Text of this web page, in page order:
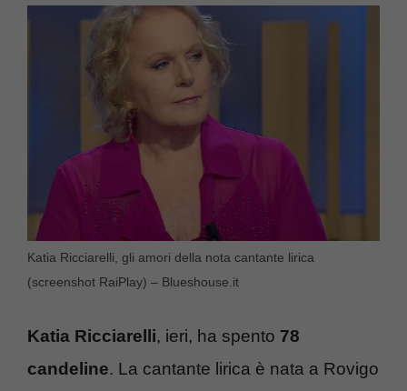
Katia Ricciarelli, gli amori della nota cantante lirica
(screenshot RaiPlay) – Blueshouse.it
Katia Ricciarelli, ieri, ha spento 78
candeline. La cantante lirica è nata a Rovigo